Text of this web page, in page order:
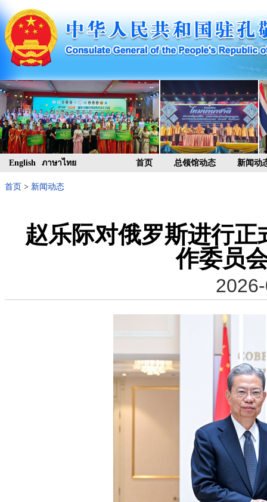
English ภาษาไทย 首页 总领馆动态 新闻动
首页 > 新闻动态
赵乐际对俄罗斯进行
作委员